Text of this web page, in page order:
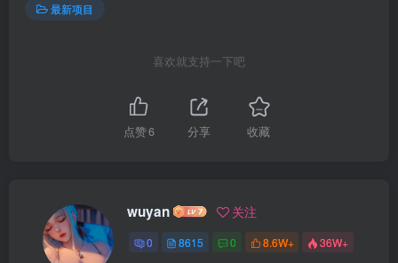
最新项目
喜欢就支持一下吧
点赞6 分享 收藏
wuyan 关注
0 8615 0 8.6W+ 36W+